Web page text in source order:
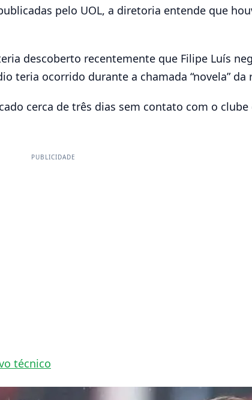
pelo UOL, a diretoria entende que
descoberto recentemente que Filipe Luís
teria ocorrido durante a chamada “novela”
cerca de três dias sem contato com o
PUBLICIDADE
técnico